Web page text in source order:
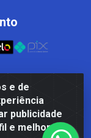
e de
publicidade
e melhorar a
910 - Afonso
000 - CNPJ